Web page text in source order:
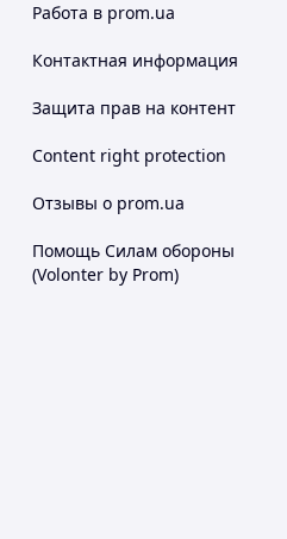
Работа в prom.ua
Контактная информация
Защита прав на контент
Content right protection
Отзывы о prom.ua
Помощь Силам обороны
(Volonter by Prom)